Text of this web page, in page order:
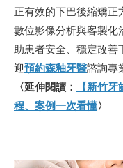
正有效的下巴後縮矯正
數位影像分析與客製化
助患者安全、穩定改善
迎預約森釉牙醫諮詢專
〈延伸閱讀：
【新竹
程、案例一次看懂〉